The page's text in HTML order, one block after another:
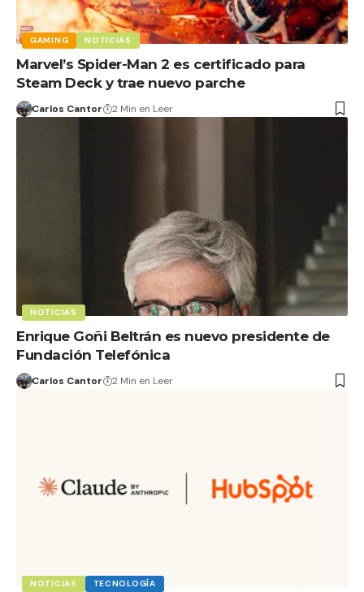
GAMING NOTICIAS
Marvel’s Spider-Man 2 es certificado para
Steam Deck y trae nuevo parche
Carlos Cantor 2 Min en Leer
NOTICIAS
Enrique Goñi Beltrán es nuevo presidente de
Fundación Telefónica
Carlos Cantor 2 Min en Leer
NOTICIAS TECNOLOGÍA